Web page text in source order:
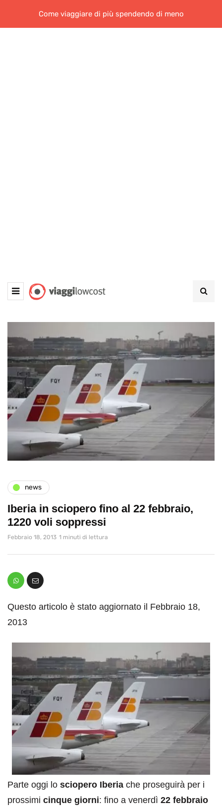
Come viaggiare di più spendendo di meno
news
Iberia in sciopero fino al 22 febbraio,
1220 voli soppressi
Febbraio 18, 2013 1 minuti di lettura
Questo articolo è stato aggiornato il Febbraio 18,
2013
Parte oggi lo sciopero Iberia che proseguirà per i
prossimi cinque giorni: fino a venerdì 22 febbraio